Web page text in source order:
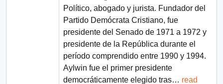
Político, abogado y jurista. Fundador del
Partido Demócrata Cristiano, fue
presidente del Senado de 1971 a 1972 y
presidente de la República durante el
período comprendido entre 1990 y 1994.
Aylwin fue el primer presidente
democráticamente elegido tras… read